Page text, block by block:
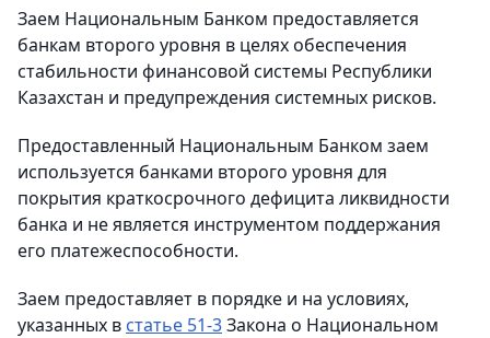
Заем Национальным Банком предоставляется
банкам второго уровня в целях обеспечения
стабильности финансовой системы Республики
Казахстан и предупреждения системных рисков.
Предоставленный Национальным Банком заем
используется банками второго уровня для
покрытия краткосрочного дефицита ликвидности
банка и не является инструментом поддержания
его платежеспособности.
Заем предоставляет в порядке и на условиях,
указанных в статье 51-3Закона о Национальном